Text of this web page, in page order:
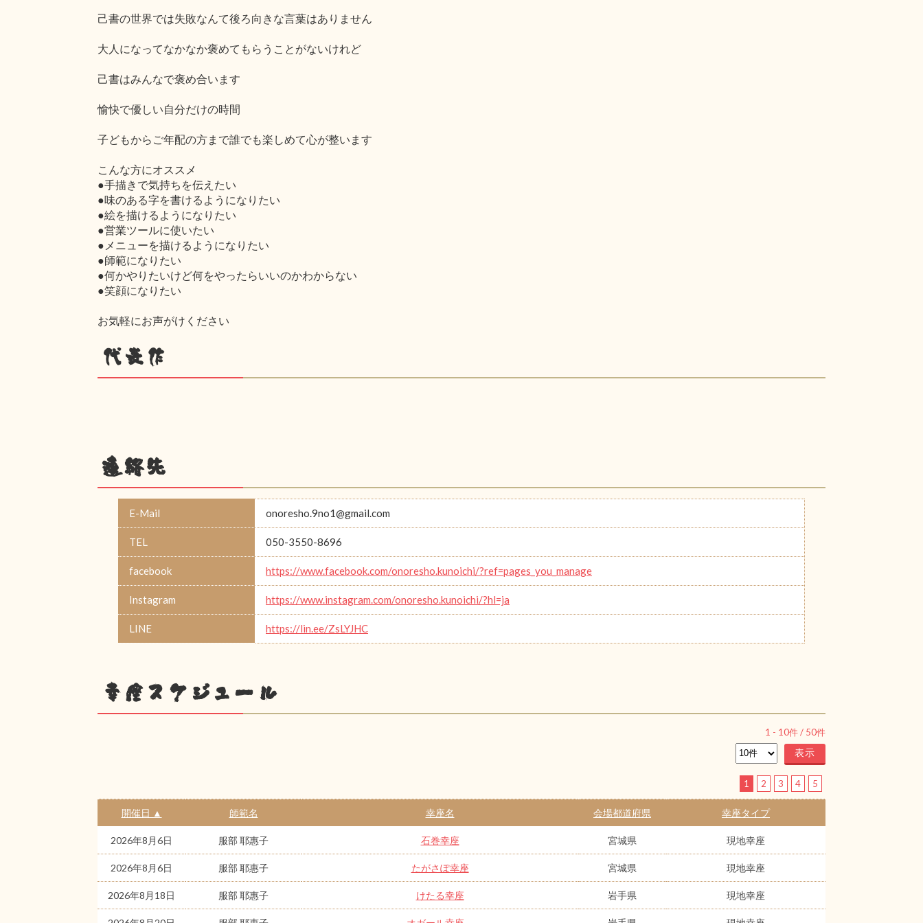
己書の世界では失敗なんて後ろ向きな言葉はありません
大人になってなかなか褒めてもらうことがないけれど
己書はみんなで褒め合います
愉快で優しい自分だけの時間
子どもからご年配の方まで誰でも楽しめて心が整います
こんな方にオススメ
●手描きで気持ちを伝えたい
●味のある字を書けるようになりたい
●絵を描けるようになりたい
●営業ツールに使いたい
●メニューを描けるようになりたい
●師範になりたい
●何かやりたいけど何をやったらいいのかわからない
●笑顔になりたい
お気軽にお声がけください
代表作
連絡先
E-Mail onoresho.9no1@gmail.com
TEL 050-3550-8696
facebook https://www.facebook.com/onoresho.kunoichi/?ref=pages_you_manage
Instagram https://www.instagram.com/onoresho.kunoichi/?hl=ja
LINE https://lin.ee/ZsLYJHC
幸座スケジュール
1 - 10件 / 50件
1 2 3 4 5
開催日 ▲ 師範名 幸座名 会場都道府県 幸座タイプ
2026年8月6日 服部 耶惠子 石巻幸座 宮城県 現地幸座
2026年8月6日 服部 耶惠子 たがさぽ幸座 宮城県 現地幸座
2026年8月18日 服部 耶惠子 けたる幸座 岩手県 現地幸座